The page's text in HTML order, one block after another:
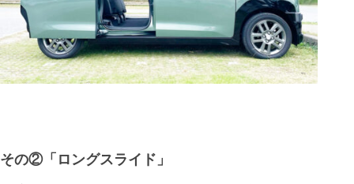
その②「ロングスライド」